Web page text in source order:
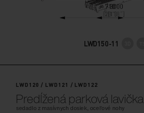
LWD120 / LWD121 / LWD122
Predĺžená parková lavička
sedadlo z masívnych dosiek, oceľové nohy